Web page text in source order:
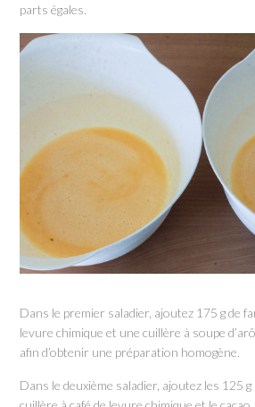
parts égales.
Dans le premier saladier, ajoutez 175 g de
levure chimique et une cuillère à soupe
afin d’obtenir une préparation homogène.
Dans le deuxième saladier, ajoutez les 125